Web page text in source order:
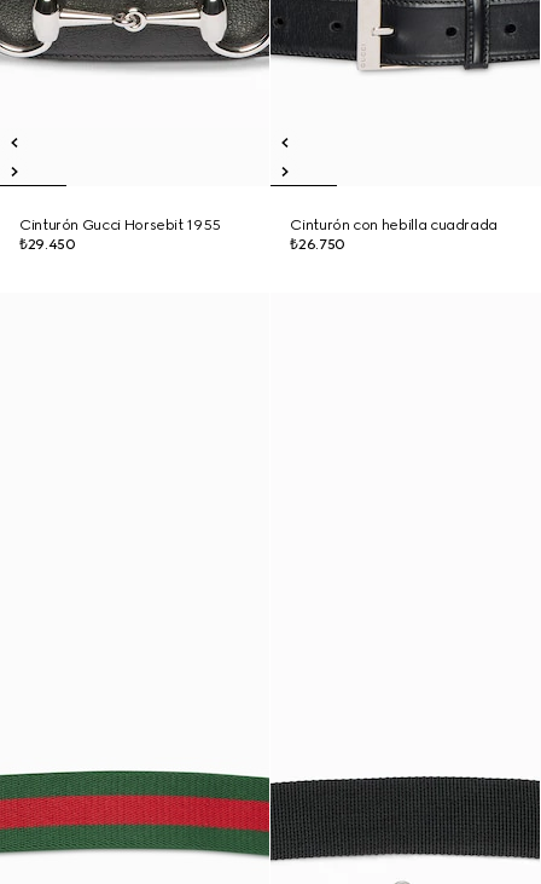
Cinturón Gucci Horsebit 1955
₺29.450
Cinturón con hebilla cuadrada
₺26.750